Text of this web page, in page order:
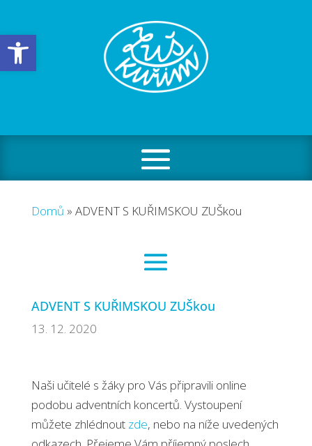
Open toolbar
Domů » ADVENT S KUŘIMSKOU ZUŠkou
ADVENT S KUŘIMSKOU ZUŠkou
13. 12. 2020
Naši učitelé s žáky pro Vás připravili online
podobu adventních koncertů. Vystoupení
můžete zhlédnout zde, nebo na níže uvedených